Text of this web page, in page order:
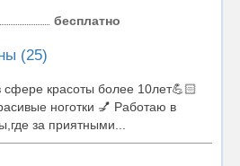
бесплатно
(25)
красоты более 10лет💪🏻
ноготки 💅 Работаю в
за приятными...